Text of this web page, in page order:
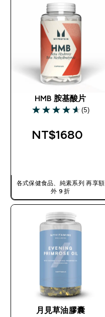
HMB 胺基酸片
4.6 out of 5 stars
(5)
NT$1680‎
各式保健食品、純素系列 再享額
外 9 折
月見草油膠囊